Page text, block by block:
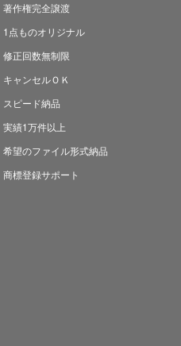
著作権完全譲渡
1点ものオリジナル
修正回数無制限
キャンセルＯＫ
スピード納品
実績1万件以上
希望のファイル形式納品
商標登録サポート